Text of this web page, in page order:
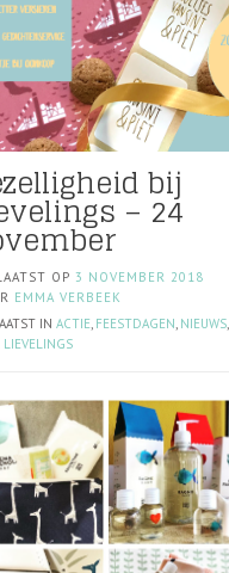
bij
– 24
OP 3 NOVEMBER 2018
EMMA VERBEEK
IN ACTIE, FEESTDAGEN, NIEUWS,
LIEVELINGS